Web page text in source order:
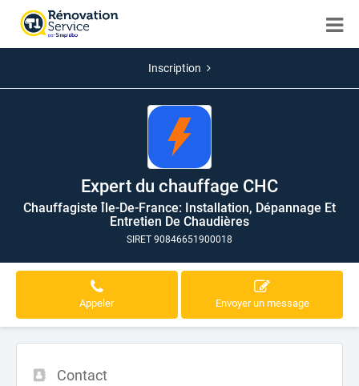
Inscription
Expert du chauffage CHC
Chauffagiste Île-De-France: Installation, Dépannage Et
Entretien De Chaudières
SIRET 90846651900018
Appeler Envoyer un message
Contact